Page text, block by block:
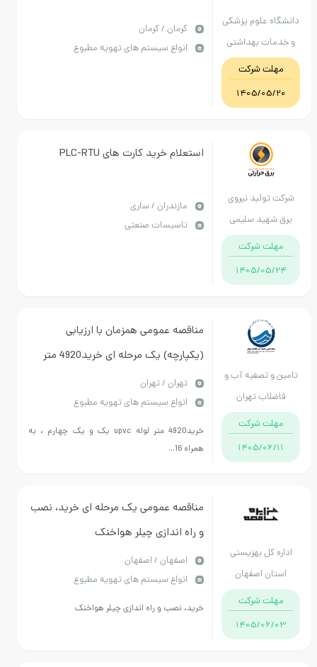
علوم پزشکی
بهداشتی
کرمانشرکت
1405/
كرمان / کرمان
انواع سیستم های تهویه مطبوع
نیروی
سلیمی
شرکت
1405/
استعلام خرید کارت های PLC-RTU
مازندران / ساری
تاسیسات صنعتی
تصفیه آب و
تهران
شرکت
مناقصه عمومی همزمان با ارزیابی
(یکپارچه) یک مرحله ای خرید4920 متر
لوله upvc یک و یک چهارم ، به همراه
1640 عدد بوشن upvc یک و یک چهارم
اینچ- عمرانی
تهران / تهران
انواع سیستم های تهویه مطبوع
خرید4920 متر لوله upvc یک و یک چهارم ، به
همراه 16...
بهزیستی
اصفهان
شرکت
1405/
مناقصه عمومی یک مرحله ای خرید، نصب
و راه اندازی چیلر هواخنک
اصفهان / اصفهان
انواع سیستم های تهویه مطبوع
خرید، نصب و راه اندازی چیلر هواخنک